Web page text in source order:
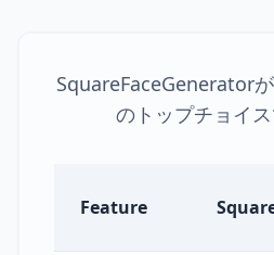
SquareFaceGenerator
のトップチョイ
Feature